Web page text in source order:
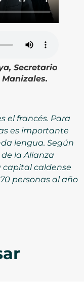
Secretario
el francés. Para
es importante
lengua. Según
la Alianza
capital caldense
personas al año